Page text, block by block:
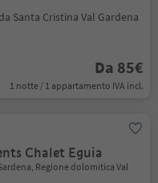
da Santa Cristina Val Gardena
Da 85€
1 notte / 1 appartamento IVA incl.
Chalet Eguia
Regione dolomitica Val